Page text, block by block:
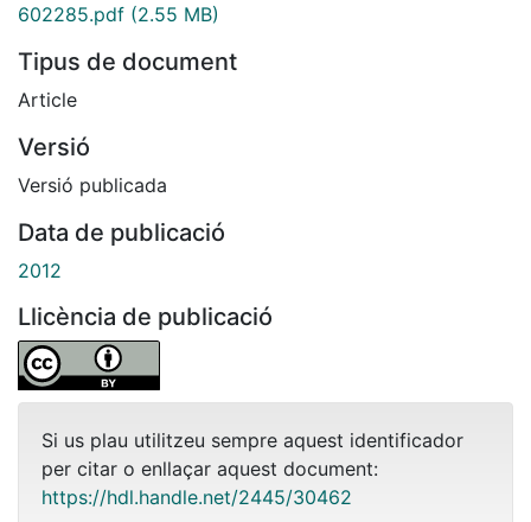
602285.pdf (2.55 MB)
Tipus de document
Article
Versió
Versió publicada
Data de publicació
2012
Llicència de publicació
Si us plau utilitzeu sempre aquest identificador
per citar o enllaçar aquest document:
https://hdl.handle.net/2445/30462